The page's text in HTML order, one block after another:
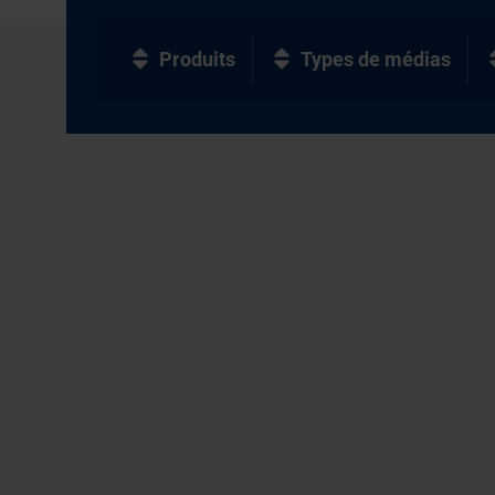
Produits Types de médias